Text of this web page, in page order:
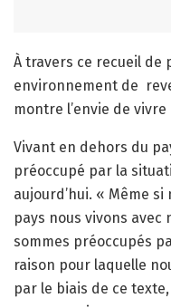
À travers ce recueil de
environnement de
montre l’envie de
Vivant en dehors du
préoccupé par la
aujourd’hui. « Même
pays nous vivons
sommes préoccupés
raison pour laquelle
par le biais de ce